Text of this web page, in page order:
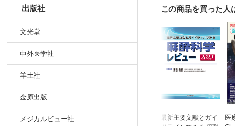
出版社
文光堂
中外医学社
羊土社
金原出版
メジカルビュー社
DPCデータで評
アウトカム指標
ロジスティック
急性心筋梗塞の
「症例数－アウ
DPCデータを利
集中治療室（
Administrative
この商品を買った人
最新主要文献とガイ
医